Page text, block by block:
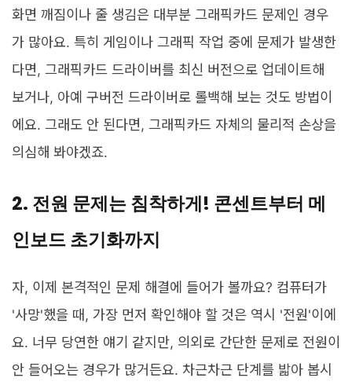
화면 깨짐이나 줄 생김은 대부분 그래픽카드 문제인 경우
가 많아요. 특히 게임이나 그래픽 작업 중에 문제가 발생한
다면, 그래픽카드 드라이버를 최신 버전으로 업데이트해
보거나, 아예 구버전 드라이버로 롤백해 보는 것도 방법이
에요. 그래도 안 된다면, 그래픽카드 자체의 물리적 손상을
의심해 봐야겠죠.
2. 전원 문제는 침착하게! 콘센트부터 메
인보드 초기화까지
자, 이제 본격적인 문제 해결에 들어가 볼까요? 컴퓨터가
'사망'했을 때, 가장 먼저 확인해야 할 것은 역시 '전원'이에
요. 너무 당연한 얘기 같지만, 의외로 간단한 문제로 전원이
안 들어오는 경우가 많거든요. 차근차근 단계를 밟아 봅시